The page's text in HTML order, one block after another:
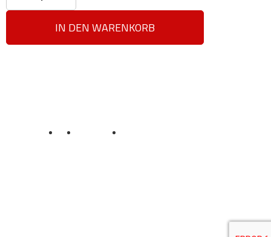
IN DEN WARENKORB
Datenschutz AGB Impressum